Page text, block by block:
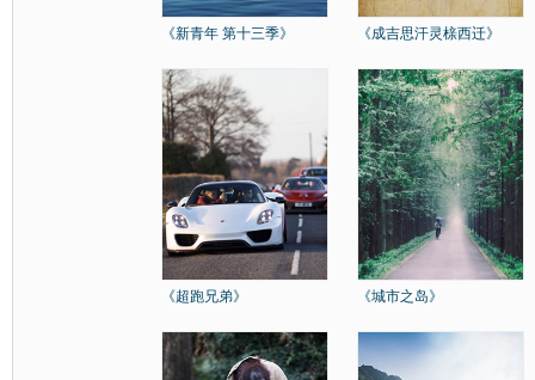
《新青年 第十三季》 《成吉思汗灵榇西迁》
《超跑兄弟》 《城市之岛》